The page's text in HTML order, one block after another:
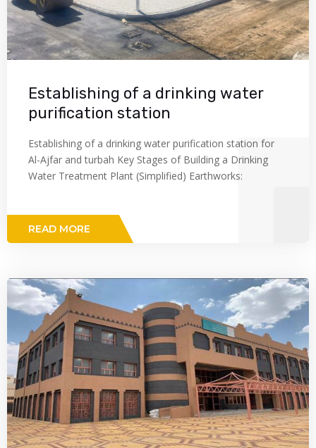
Establishing of a drinking water
purification station
Establishing of a drinking water purification station for
Al-Ajfar and turbah Key Stages of Building a Drinking
Water Treatment Plant (Simplified) Earthworks:
READ MORE